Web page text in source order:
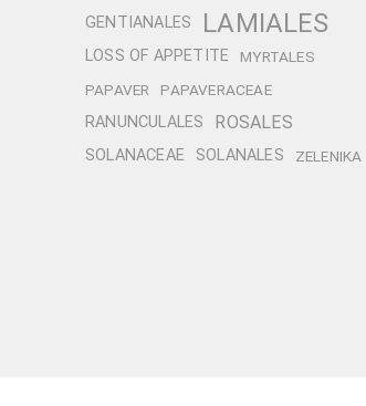
GENTIANALES
LAMIALES
LOSS OF APPETITE
MYRTALES
PAPAVER
PAPAVERACEAE
RANUNCULALES ROSALES
SOLANACEAE SOLANALES ZELENIKA